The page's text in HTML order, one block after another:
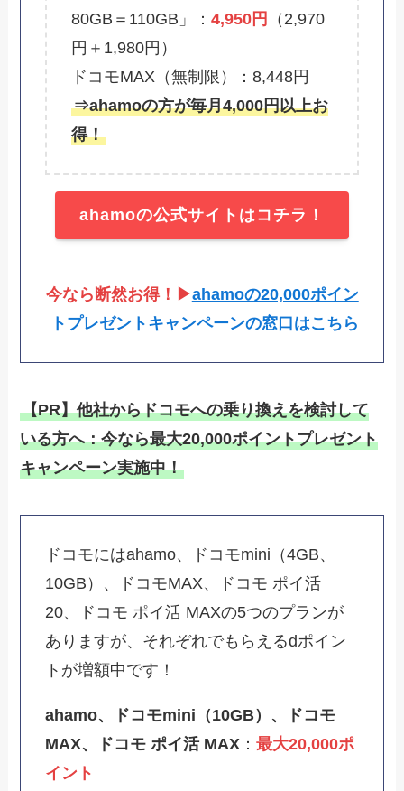
80GB＝110GB」：4,950円
（2,970
円＋1,980円）
ドコモMAX（無制限）：8,448円
⇒ahamoの方が毎月4,000円以上お
得！
ahamoの公式サイトはコチラ！
今なら断然お得！▶ahamoの20,000ポイン
トプレゼントキャンペーンの窓口はこちら
【PR】他社からドコモへの乗り換えを検討して
いる方へ：今なら最大20,000ポイントプレゼント
キャンペーン実施中！
ドコモにはahamo、ドコモmini（4GB、
10GB）、ドコモMAX、ドコモ ポイ活
20、ドコモ ポイ活 MAXの5つのプランが
ありますが、それぞれでもらえるdポイン
トが増額中です！
ahamo、ドコモmini（10GB）、ドコモ
MAX、ドコモ ポイ活 MAX ：最大20,000ポ
イント